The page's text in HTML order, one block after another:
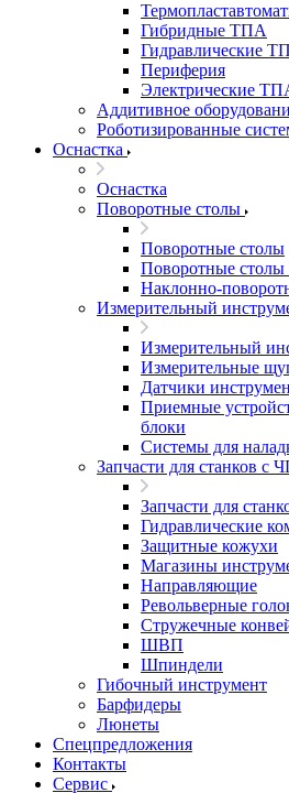
Гибридные ТПА
Гидравлические
Периферия
Электрические
Аддитивное
Роботизированные
Оснастка
Оснастка
Поворотные столы
Поворотные столы
Поворотные столы
Наклонно-
Измерительный
Измерительный
Измерительные
Датчики
Приемные
блоки
Системы для
Запчасти для станков с
Запчасти для
Гидравлические
Защитные кожухи
Магазины
Направляющие
Револьверные
Стружечные
ШВП
Шпиндели
Гибочный инструмент
Барфидеры
Люнеты
Спецпредложения
Контакты
Сервис